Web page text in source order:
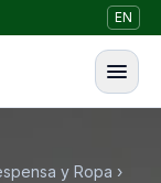
EN
y Ropa ›